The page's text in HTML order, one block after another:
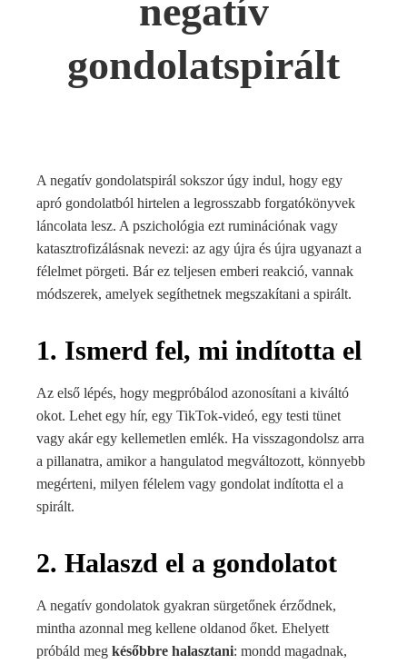
negatív
gondolatspirált
A negatív gondolatspirál sokszor úgy indul, hogy egy
apró gondolatból hirtelen a legrosszabb forgatókönyvek
láncolata lesz. A pszichológia ezt ruminációnak vagy
katasztrofizálásnak nevezi: az agy újra és újra ugyanazt a
félelmet pörgeti. Bár ez teljesen emberi reakció, vannak
módszerek, amelyek segíthetnek megszakítani a spirált.
1. Ismerd fel, mi indította el
Az első lépés, hogy megpróbálod azonosítani a kiváltó
okot. Lehet egy hír, egy TikTok-videó, egy testi tünet
vagy akár egy kellemetlen emlék. Ha visszagondolsz arra
a pillanatra, amikor a hangulatod megváltozott, könnyebb
megérteni, milyen félelem vagy gondolat indította el a
spirált.
2. Halaszd el a gondolatot
A negatív gondolatok gyakran sürgetőnek érződnek,
mintha azonnal meg kellene oldanod őket. Ehelyett
próbáld meg későbbre halasztani: mondd magadnak,